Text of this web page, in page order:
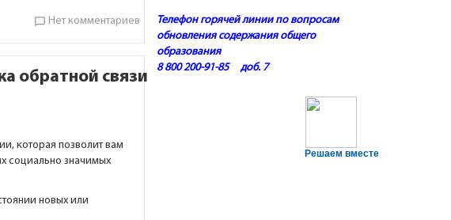
chat_bubble_outline Нет комментариев
обратной связи
которая позволит вам
социально значимых
новых или
Телефон горячей линии по вопросам
обновления содержания общего
образования
8 800 200-91-85 доб. 7
Решаем вместе